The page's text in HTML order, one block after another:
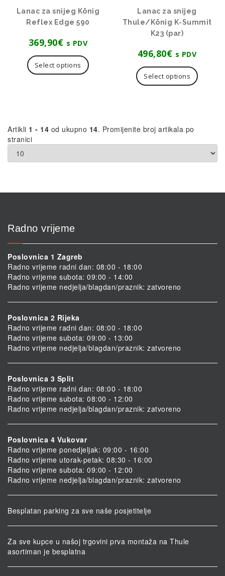
Lanac za snijeg König
Reflex Edge 590
369,90€ s PDV
Select options
Lanac za snijeg
Thule/König K-Summit
K23 (par)
496,80€ s PDV
Select options
Artikli 1 - 14 od ukupno 14. Promijenite broj artikala po
stranici
Radno vrijeme
Poslovnica 1 Zagreb
Radno vrijeme radni dan: 08:00 - 18:00
Radno vrijeme subota: 09:00 - 14:00
Radno vrijeme nedjelja/blagdan/praznik: zatvoreno
Poslovnica 2 Rijeka
Radno vrijeme radni dan: 08:00 - 18:00
Radno vrijeme subota: 09:00 - 13:00
Radno vrijeme nedjelja/blagdan/praznik: zatvoreno
Poslovnica 3 Split
Radno vrijeme radni dan: 08:00 - 18:00
Radno vrijeme subota: 08:00 - 12:00
Radno vrijeme nedjelja/blagdan/praznik: zatvoreno
Poslovnica 4 Vukovar
Radno vrijeme ponedjeljak: 09:00 - 16:00
Radno vrijeme utorak-petak: 08:30 - 16:00
Radno vrijeme subota: 09:00 - 12:00
Radno vrijeme nedjelja/blagdan/praznik: zatvoreno
Besplatan parking za sve naše posjetitelje
Za sve kupce u našoj trgovini prva montaža na Thule
asortiman je besplatna